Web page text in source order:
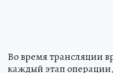
Во время трансляции
каждый этап